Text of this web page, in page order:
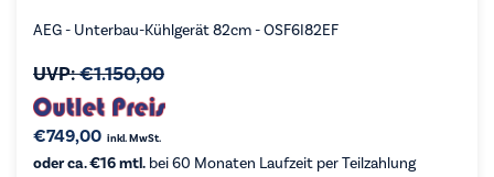
AEG - Unterbau-Kühlgerät 82cm - OSF6I82EF
UVP:€1.150,00
€749,00 inkl. MwSt.
oder ca. €16 mtl. bei 60 Monaten Laufzeit per Teilzahlung